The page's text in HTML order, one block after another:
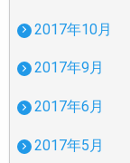
2017年10月
2017年9月
2017年6月
2017年5月